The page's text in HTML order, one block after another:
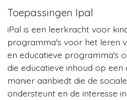
Toepassingen Ipal
iPal is een leerkracht voor
programma's voor het leren
en educatieve programma's
die educatieve inhoud op
manier aanbiedt die de
ondersteunt en de interesse